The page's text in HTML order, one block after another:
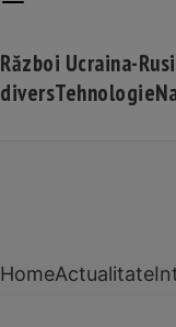
Război Ucraina-
diversTehnologie
HomeActualitate